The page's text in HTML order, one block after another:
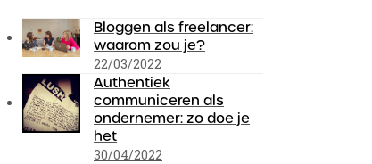
Bloggen als freelancer:
waarom zou je?
22/03/2022
Authentiek
communiceren als
ondernemer: zo doe je
het
30/04/2022